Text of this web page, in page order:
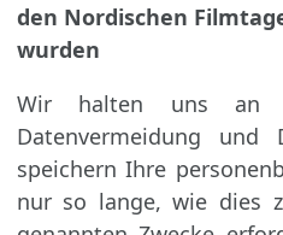
den Nordischen
wurden
Wir halten uns an
Datenvermeidung und
spei­chern Ihre
nur so lange, wie dies